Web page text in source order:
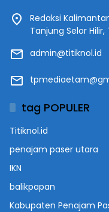
Redaksi
Tanjung Selor
admin@titiknol.id
tag POPULER
Titiknol.id
penajam paser utara
IKN
balikpapan
Kabupaten Penajam